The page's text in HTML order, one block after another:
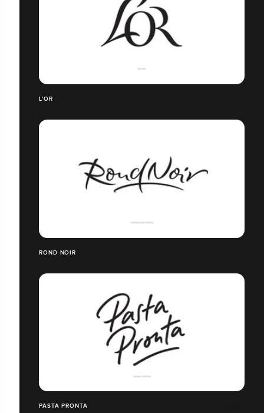
L'OR
ROND NOIR
PASTA PRONTA